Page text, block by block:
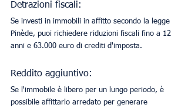
Detrazioni fiscali:
Se investi in immobili in affitto secondo la legge
Pinède, puoi richiedere riduzioni fiscali fino a 12
anni e 63.000 euro di crediti d'imposta.
Reddito aggiuntivo:
Se l'immobile è libero per un lungo periodo, è
possibile affittarlo arredato per generare